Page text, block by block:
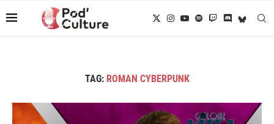
TAG: ROMAN CYBERPUNK